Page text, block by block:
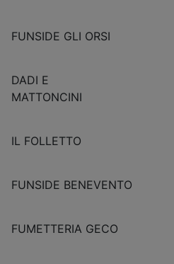
FUNSIDE GLI ORSI
DADI E
MATTONCINI
IL FOLLETTO
FUNSIDE BENEVENTO
FUMETTERIA GECO